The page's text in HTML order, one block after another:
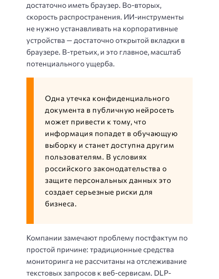
достаточно иметь браузер. Во-вторых,
скорость распространения. ИИ-инструменты
не нужно устанавливать на корпоративные
устройства — достаточно открытой вкладки в
браузере. В-третьих, и это главное, масштаб
потенциального ущерба.
Одна утечка конфиденциального
документа в публичную нейросеть
может привести к тому, что
информация попадет в обучающую
выборку и станет доступна другим
пользователям. В условиях
российского законодательства о
защите персональных данных это
создает серьезные риски для
бизнеса.
Компании замечают проблему постфактум по
простой причине: традиционные средства
мониторинга не рассчитаны на отслеживание
текстовых запросов к веб-сервисам. DLP-